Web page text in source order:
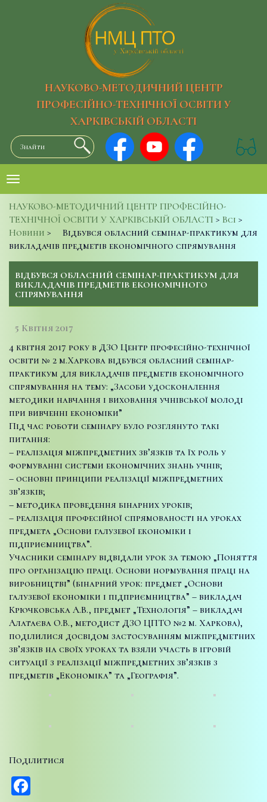
НАУКОВО-МЕТОДИЧНИЙ ЦЕНТР
ПРОФЕСІЙНО-ТЕХНІЧНОЇ ОСВІТИ У
ХАРКІВСЬКІЙ ОБЛАСТІ
НАУКОВО-МЕТОДИЧНИЙ ЦЕНТР ПРОФЕСІЙНО-
ТЕХНІЧНОЇ ОСВІТИ У ХАРКІВСЬКІЙ ОБЛАСТІ > Всі >
Новини >
Відбувся обласний семінар-практикум для
викладачів предметів економічного спрямування
ВІДБУВСЯ ОБЛАСНИЙ СЕМІНАР-ПРАКТИКУМ ДЛЯ
ВИКЛАДАЧІВ ПРЕДМЕТІВ ЕКОНОМІЧНОГО
СПРЯМУВАННЯ
5 Квітня 2017
4 квітня 2017 року в ДЗО Центр професійно-технічної
освіти № 2 м.Харкова відбувся обласний семінар-
практикум для викладачів предметів економічного
спрямування на тему: „Засоби удосконалення
методики навчання і виховання учнівської молоді
при вивченні економіки”
Під час роботи семінару було розглянуто такі
питання:
– реалізація міжпредметних зв’язків та їх роль у
формуванні системи економічних знань учнів;
– основні принципи реалізації міжпредметних
зв’язків;
– методика проведення бінарних уроків;
– реалізація професійної спрямованості на уроках
предмета „Основи галузевої економіки і
підприємництва”.
Учасники семінару відвідали урок за темою „Поняття
про організацію праці. Основи нормування праці на
виробництві” (бінарний урок: предмет „Основи
галузевої економіки і підприємництва” – викладач
Крючковська А.В., предмет „Технологія” – викладач
Алатаєва О.В., методист ДЗО ЦПТО №2 м. Харкова),
поділилися досвідом застосуванням міжпредметних
зв’язків на своїх уроках та взяли участь в ігровій
ситуації з реалізації міжпредметних зв’язків з
предметів „Економіка” та „Географія”.
Поділитися